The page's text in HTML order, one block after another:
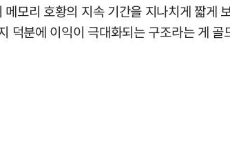
모리 호황의 지속 기간을 지나치게 짧
덕분에 이익이 극대화되는 구조라는 게 골